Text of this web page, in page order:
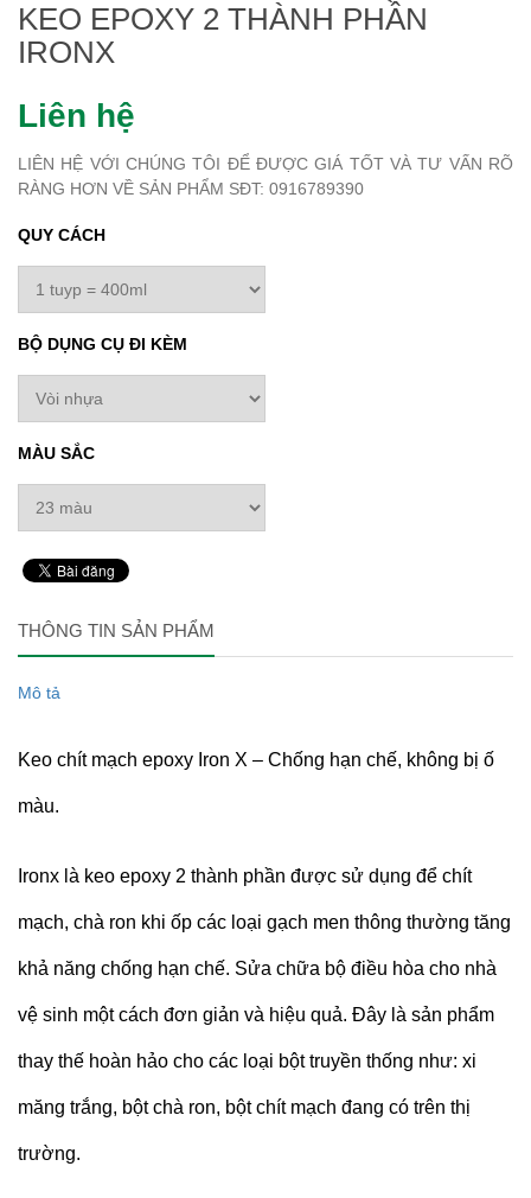
KEO EPOXY 2 THÀNH PHẦN
IRONX
Liên hệ
LIÊN HỆ VỚI CHÚNG TÔI ĐỂ ĐƯỢC GIÁ TỐT VÀ TƯ VẤN RÕ
RÀNG HƠN VỀ SẢN PHẨM SĐT: 0916789390
QUY CÁCH
BỘ DỤNG CỤ ĐI KÈM
MÀU SẮC
THÔNG TIN SẢN PHẨM
Mô tả
Keo chít mạch epoxy Iron X – Chống hạn chế, không bị ố
màu.
Ironx là keo epoxy 2 thành phần được sử dụng để chít
mạch, chà ron khi ốp các loại gạch men thông thường tăng
khả năng chống hạn chế. Sửa chữa bộ điều hòa cho nhà
vệ sinh một cách đơn giản và hiệu quả. Đây là sản phẩm
thay thế hoàn hảo cho các loại bột truyền thống như: xi
măng trắng, bột chà ron, bột chít mạch đang có trên thị
trường.